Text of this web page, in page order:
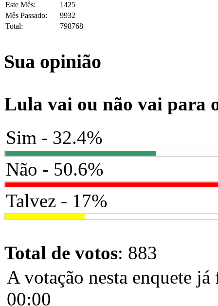
Este Mês:
1425
Mês Passado:
9932
Total:
798768
Sua opinião
Lula vai ou não vai para
Sim - 32.4%
Não - 50.6%
Talvez - 17%
Total de votos: 883
A votação nesta enquete
00:00